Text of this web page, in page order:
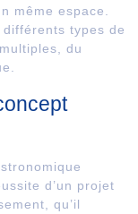
même espace.
types de
du
d’un projet
qu’il